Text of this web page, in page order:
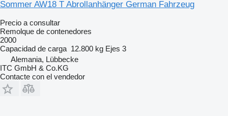
Sommer AW18 T Abrollanhänger German Fahrzeug
Precio a consultar
Remolque de contenedores
2000
Capacidad de carga 12.800 kg Ejes 3
Alemania, Lübbecke
ITC GmbH & Co.KG
Contacte con el vendedor